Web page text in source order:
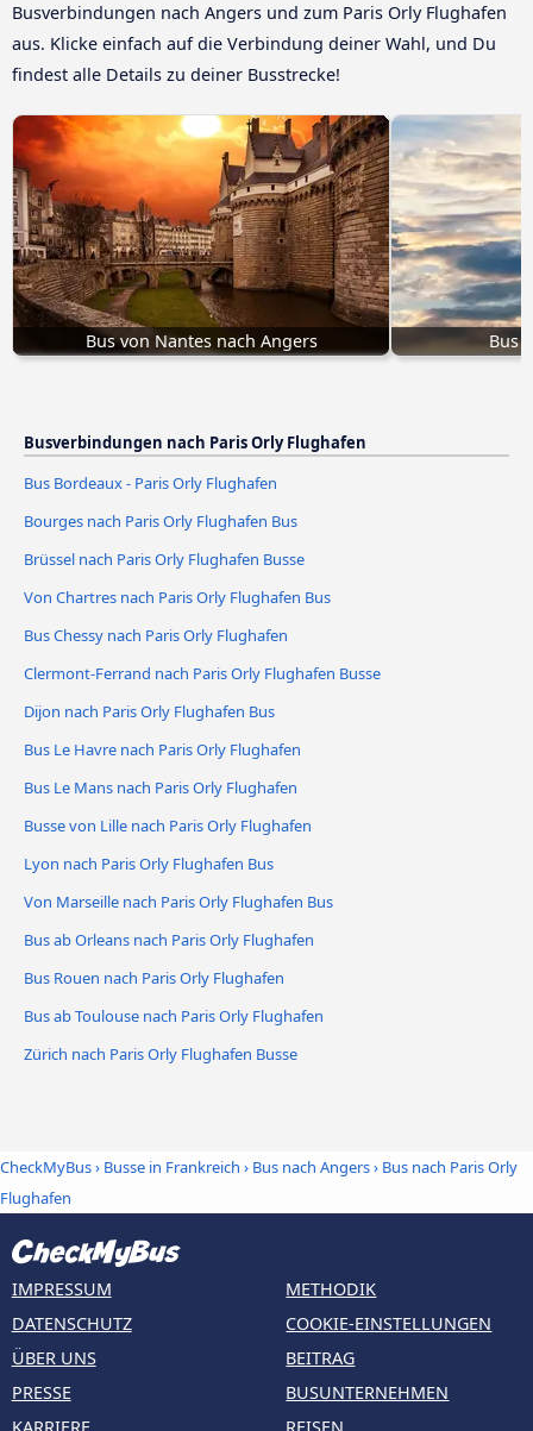
Busverbindungen nach Angers und zum Paris Orly Flughafen
aus. Klicke einfach auf die Verbindung deiner Wahl, und Du
findest alle Details zu deiner Busstrecke!
Bus von Nantes nach Angers Bus
Busverbindungen nach Paris Orly Flughafen
Bus Bordeaux - Paris Orly Flughafen
Bourges nach Paris Orly Flughafen Bus
Brüssel nach Paris Orly Flughafen Busse
Von Chartres nach Paris Orly Flughafen Bus
Bus Chessy nach Paris Orly Flughafen
Clermont-Ferrand nach Paris Orly Flughafen Busse
Dijon nach Paris Orly Flughafen Bus
Bus Le Havre nach Paris Orly Flughafen
Bus Le Mans nach Paris Orly Flughafen
Busse von Lille nach Paris Orly Flughafen
Lyon nach Paris Orly Flughafen Bus
Von Marseille nach Paris Orly Flughafen Bus
Bus ab Orleans nach Paris Orly Flughafen
Bus Rouen nach Paris Orly Flughafen
Bus ab Toulouse nach Paris Orly Flughafen
Zürich nach Paris Orly Flughafen Busse
CheckMyBus› Busse in Frankreich › Bus nach Angers› Bus nach Paris Orly
Flughafen
IMPRESSUM
DATENSCHUTZ
ÜBER UNS
PRESSE
METHODIK
COOKIE-EINSTELLUNGEN
BEITRAG
BUSUNTERNEHMEN